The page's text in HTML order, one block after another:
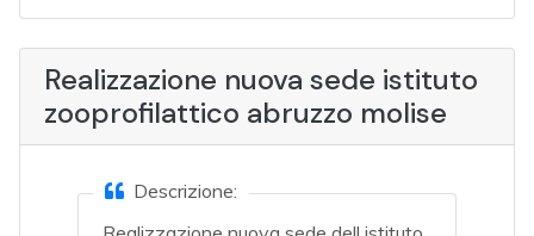
Realizzazione nuova sede istituto
zooprofilattico abruzzo molise
Descrizione: